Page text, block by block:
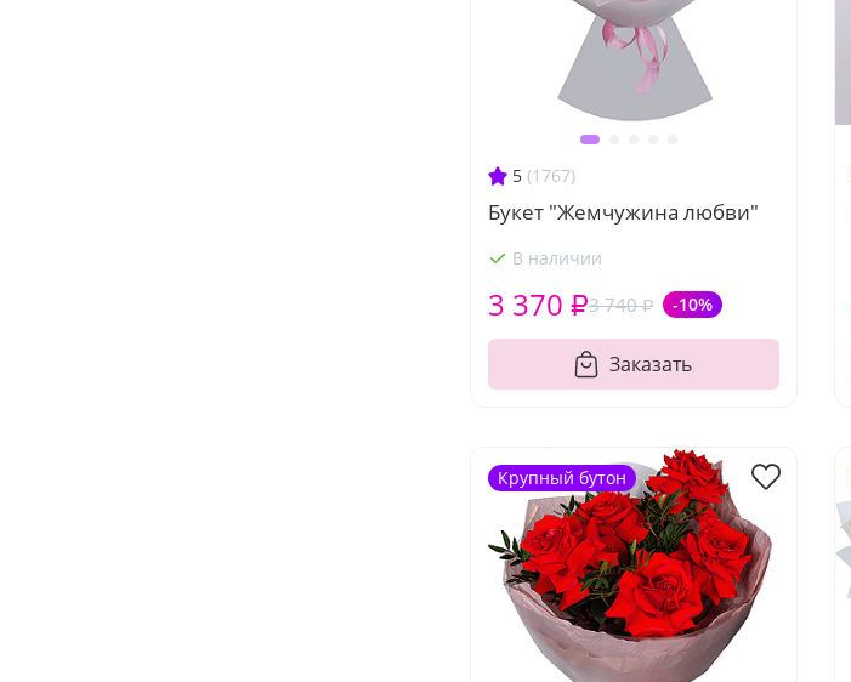
5 (1767)
Букет "Жемчужина любви"
В наличии
3 740 ₽ -10%
3 370 ₽
Заказать
Крупный бутон